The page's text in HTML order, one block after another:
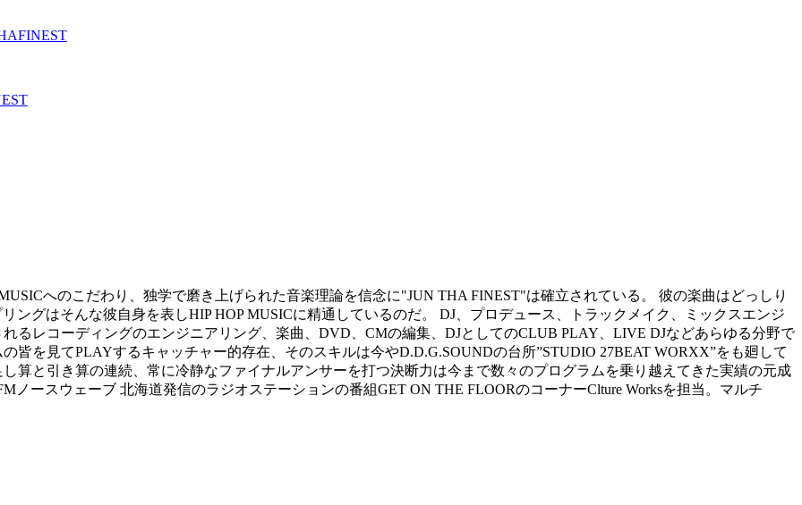
へのこだわり、独学で磨き上げられた音楽理論を信念に"JUN THA FINEST"は確立されている。 彼の楽曲はどっしり
ングはそんな彼自身を表しHIP HOP MUSICに精通しているのだ。 DJ、プロデュース、トラックメイク、ミックスエンジ
るレコーディングのエンジニアリング、楽曲、DVD、CMの編集、DJとしてのCLUB PLAY、LIVE DJなどあらゆる分野で
皆を見てPLAYするキャッチャー的存在、そのスキルは今やD.D.G.SOUNDの台所”STUDIO 27BEAT WORXX”をも廻して
算と引き算の連続、常に冷静なファイナルアンサーを打つ決断力は今まで数々のプログラムを乗り越えてきた実績の元成
ノースウェーブ 北海道発信のラジオステーションの番組GET ON THE FLOORのコーナーClture Worksを担当。マルチ